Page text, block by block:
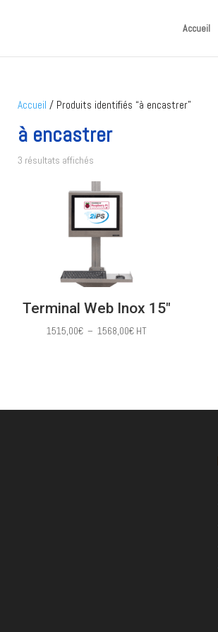
Accueil
Accueil / Produits identifiés “à encastrer”
à encastrer
3 résultats affichés
Terminal Web Inox 15″
1515,00€ – 1568,00€Plage
1568,00€
HT